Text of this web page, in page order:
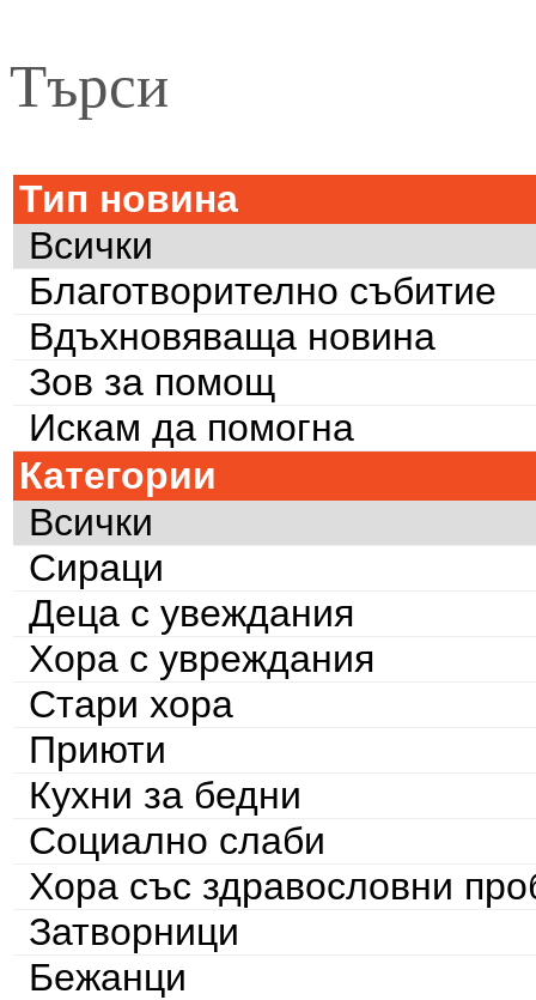
Търси
Тип новина
Всички
Благотворително събитие
Вдъхновяваща новина
Зов за помощ
Искам да помогна
Категории
Всички
Сираци
Деца с увеждания
Хора с увреждания
Стари хора
Приюти
Кухни за бедни
Социално слаби
Хора със здравословни
Затворници
Бежанци